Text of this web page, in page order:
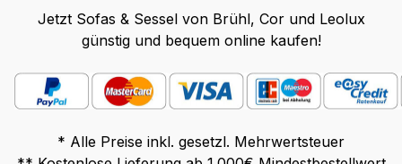
Jetzt Sofas & Sessel von Brühl, Cor und Leolux
günstig und bequem online kaufen!
* Alle Preise inkl. gesetzl. Mehrwertsteuer